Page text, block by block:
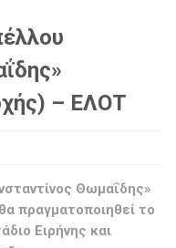
– ΕΛΟΤ
Θωμαΐδης»
πραγματοποιηθεί το
Ειρήνης και